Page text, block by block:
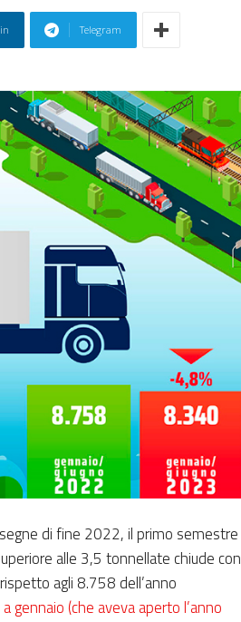
Telegram
di fine 2022, il primo semestre
alle 3,5 tonnellate chiude con
agli 8.758 dell’anno
a gennaio (che aveva aperto l’anno